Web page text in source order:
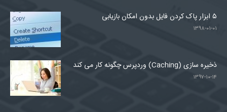
۵ ابزار پاک کردن فایل بدون امکان بازیابی
۱۳۹۸-۰۱-۰۱
ذخیره سازی (Caching) وردپرس چگونه کار می کند
۱۳۹۷-۱۰-۱۴